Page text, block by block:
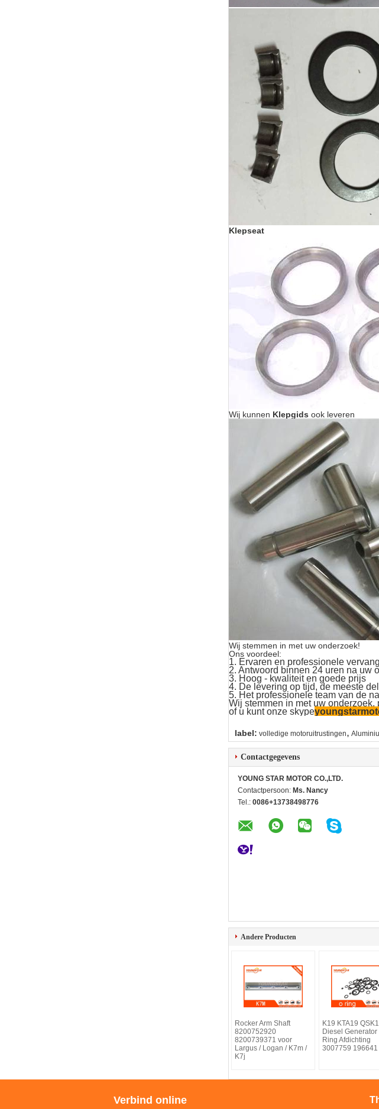
Klepseat
Wij kunnen Klepgids ook leveren
Wij stemmen in met uw onderzoek!
Ons voordeel:
1. Ervaren en professionele
2. Antwoord binnen 24 uren na uw
3. Hoog - kwaliteit en goede prijs
4. De levering op tijd, de meeste
5. Het professionele team van de
Wij stemmen in met uw
of u kunt onze skype
label: volledige motoruitrustingen,
Contactgegevens
YOUNG STAR MOTOR CO.,LTD.
Contactpersoon: Ms. Nancy
Tel.: 0086+13738498776
Andere Producten
Rocker Arm Shaft
8200752920
8200739371 voor
Largus / Logan / K7m /
K7j
K19 KTA19
Diesel Generator
Ring Afdichting
3007759 196641
Verbind online